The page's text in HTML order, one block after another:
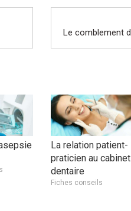
La relation patient-
praticien au cabinet
dentaire
Fiches conseils